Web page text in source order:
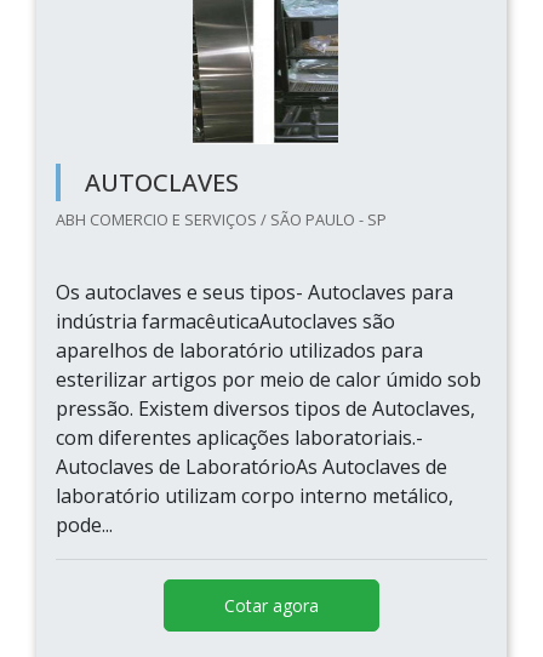
AUTOCLAVES
ABH COMERCIO E SERVIÇOS / SÃO PAULO - SP
Os autoclaves e seus tipos- Autoclaves para
indústria farmacêuticaAutoclaves são
aparelhos de laboratório utilizados para
esterilizar artigos por meio de calor úmido sob
pressão. Existem diversos tipos de Autoclaves,
com diferentes aplicações laboratoriais.-
Autoclaves de LaboratórioAs Autoclaves de
laboratório utilizam corpo interno metálico,
pode...
Cotar agora